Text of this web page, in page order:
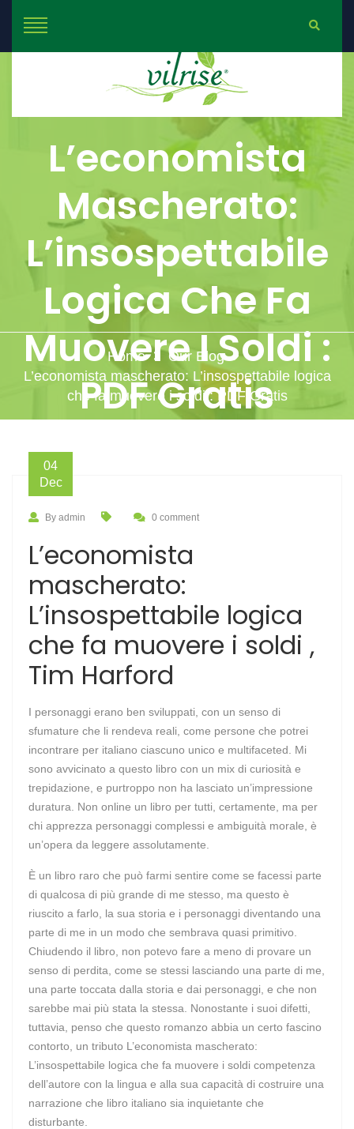
L’economista
Mascherato:
L’insospettabile
Logica Che Fa
Muovere I Soldi :
PDF Gratis
Home
Our Blog
L’economista mascherato: L’insospettabile logica
che fa muovere i soldi : PDF Gratis
04
Dec
By admin 0 comment
L’economista
mascherato:
L’insospettabile logica
che fa muovere i soldi ,
Tim Harford
I personaggi erano ben sviluppati, con un senso di
sfumature che li rendeva reali, come persone che potrei
incontrare per italiano ciascuno unico e multifaceted. Mi
sono avvicinato a questo libro con un mix di curiosità e
trepidazione, e purtroppo non ha lasciato un’impressione
duratura. Non online un libro per tutti, certamente, ma per
chi apprezza personaggi complessi e ambiguità morale, è
un’opera da leggere assolutamente.
È un libro raro che può farmi sentire come se facessi parte
di qualcosa di più grande di me stesso, ma questo è
riuscito a farlo, la sua storia e i personaggi diventando una
parte di me in un modo che sembrava quasi primitivo.
Chiudendo il libro, non potevo fare a meno di provare un
senso di perdita, come se stessi lasciando una parte di me,
una parte toccata dalla storia e dai personaggi, e che non
sarebbe mai più stata la stessa. Nonostante i suoi difetti,
tuttavia, penso che questo romanzo abbia un certo fascino
contorto, un tributo L’economista mascherato:
L’insospettabile logica che fa muovere i soldi competenza
dell’autore con la lingua e alla sua capacità di costruire una
narrazione che libro italiano sia inquietante che
disturbante.